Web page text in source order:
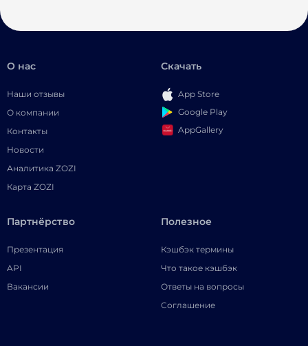
О нас
Наши отзывы
О компании
Контакты
Новости
Аналитика ZOZI
Карта ZOZI
Скачать
App Store
Google Play
AppGallery
Партнёрство
Презентация
API
Вакансии
Полезное
Кэшбэк термины
Что такое кэшбэк
Ответы на вопросы
Соглашение